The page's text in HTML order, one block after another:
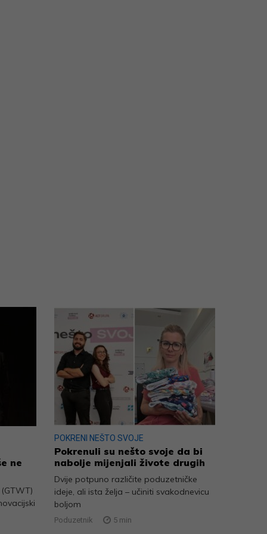
ne
POKRENI NEŠTO SVOJE
Pokrenuli su nešto svoje da bi
nabolje mijenjali živote drugih
Dvije potpuno različite poduzetničke
ideje, ali ista želja – učiniti svakodnevicu
boljom
Poduzetnik 5 min